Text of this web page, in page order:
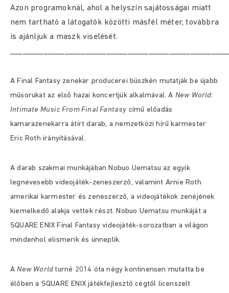
Azon programoknál, ahol a helyszín sajátosságai miatt
nem tartható a látogatók közötti másfél méter, továbbra
is ajánljuk a maszk viselését.
A Final Fantasy zenekar producerei büszkén mutatják be újabb
műsorukat az első hazai koncertjük alkalmával. A New World:
Intimate Music From Final Fantasy című előadás
kamarazenekarra átírt darab, a nemzetközi hírű karmester
Eric Roth irányításával.
A darab szakmai munkájában Nobuo Uematsu az egyik
legnevesebb videojáték-zeneszerző, valamint Arnie Roth
amerikai karmester és zeneszerző, a videojátékok zenéjének
kiemelkedő alakja vettek részt. Nobuo Uematsu munkáját a
SQUARE ENIX Final Fantasy videojáték-sorozatban a világon
mindenhol elismerik és ünneplik.
ANew World turné 2014 óta négy kontinensen mutatta be
élőben a SQUARE ENIX játékfejlesztő cégtől licenszelt